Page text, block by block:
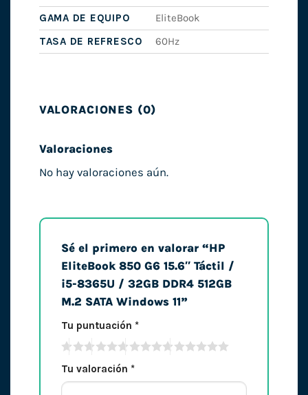
GAMA DE EQUIPO
EliteBook
TASA DE REFRESCO
60Hz
VALORACIONES (0)
Valoraciones
No hay valoraciones aún.
Sé el primero en valorar “HP
EliteBook 850 G6 15.6″ Táctil /
i5-8365U / 32GB DDR4 512GB
M.2 SATA Windows 11”
Tu puntuación *
Tu valoración *